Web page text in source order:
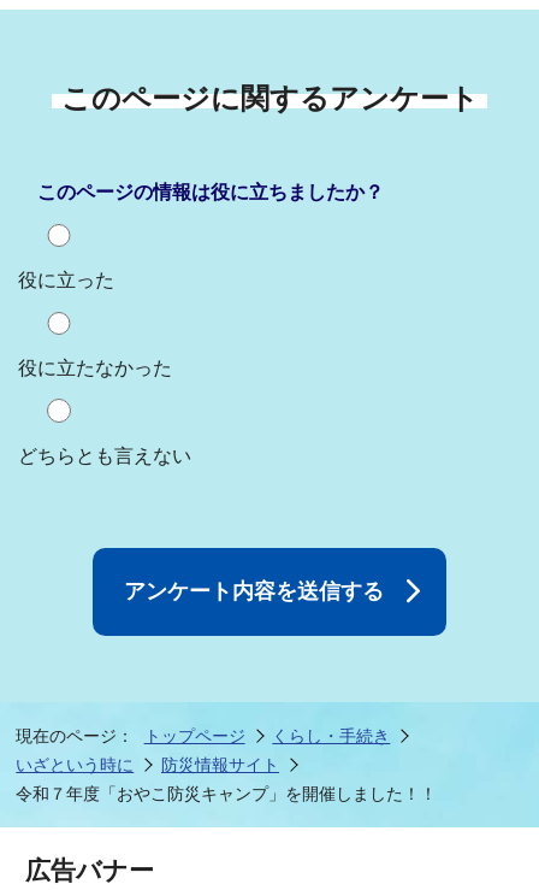
このページに関するアンケート
このページの情報は役に立ちましたか？
役に立った
役に立たなかった
どちらとも言えない
現在のページ： トップページ
くらし・手続き
いざという時に
防災情報サイト
令和７年度「おやこ防災キャンプ」を開催しました！！
広告バナー